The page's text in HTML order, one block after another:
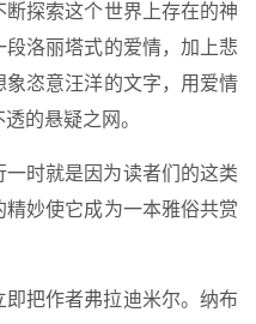
探索这个世界上存在的神
洛丽塔式的爱情，加上悲
恣意汪洋的文字，用爱情
的悬疑之网。
时就是因为读者们的这类
妙使它成为一本雅俗共赏
把作者弗拉迪米尔。纳布